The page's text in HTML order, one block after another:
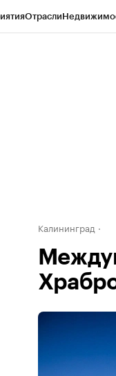
Отрасли
Калининград